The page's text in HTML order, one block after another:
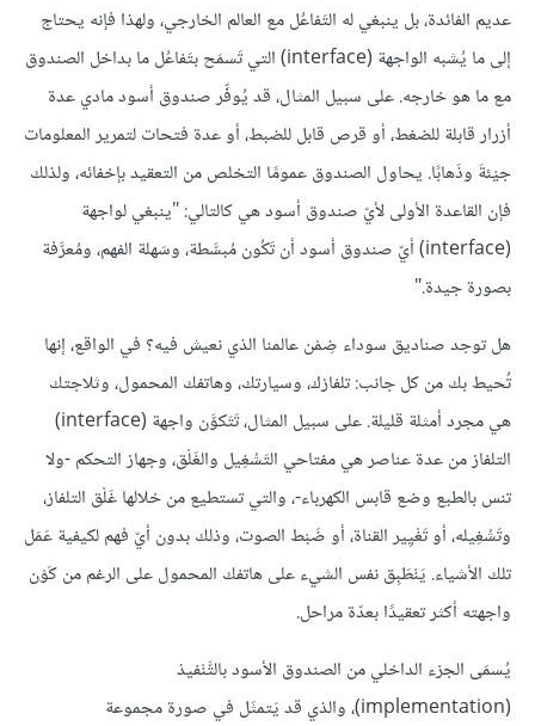
عديم الفائدة، بل ينبغي له التَفاعُل مع العالم الخارجي، ولهذا فإنه يحتاج
إلى ما يُشبه الواجهة (interface) التي تَسمَح بتَفاعُل ما بداخل الصندوق
مع ما هو خارجه. على سبيل المثال، قد يُوفِّر صندوق أسود مادي عدة
أزرار قابلة للضغط، أو قرص قابل للضبط، أو عدة فتحات لتمرير المعلومات
جيْئةَ وذَهابًا. يحاول الصندوق عمومًا التخلص من التعقيد بإخفائه، ولذلك
فإن القاعدة الأولى لأيّ صندوق أسود هي كالتالي: "ينبغي لواجهة
(interface) أيّ صندوق أسود أن تَكُون مُبسَّطة، وسَهلة الفهم، ومُعرَّفة
بصورة جيدة."
هل توجد صناديق سوداء ضِمْن عالمنا الذي نعيش فيه؟ في الواقع، إنها
تُحيط بك من كل جانب: تلفازك، وسيارتك، وهاتفك المحمول، وثلاجتك
هي مجرد أمثلة قليلة. على سبيل المثال، تَتَكوَّن واجهة (interface)
التلفاز من عدة عناصر هي مفتاحي التَشْغِيل والغَلْق، وجهاز التحكم -ولا
تنس بالطبع وضع قابس الكهرباء-، والتي تستطيع من خلالها غَلْق التلفاز،
وتَشْغِيله، أو تَغْيِير القناة، أو ضَبْط الصوت، وذلك بدون أيّ فهم لكيفية عَمَل
تلك الأشياء. يَنْطَبِق نفس الشيء على هاتفك المحمول على الرغم من كَوْن
واجهته أكثر تعقيدًا بعدّة مراحل.
يُسمَى الجزء الداخلي من الصندوق الأسود بالتَّنْفيذ
(implementation)، والذي قد يَتمثَل في صورة مجموعة